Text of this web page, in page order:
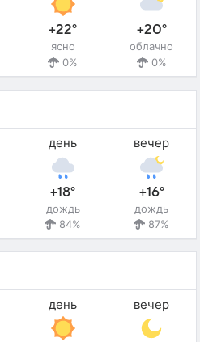
+22°
ясно
0%
+20°
облачно
0%
день
+18°
дождь
84%
вечер
+16°
дождь
87%
день вечер